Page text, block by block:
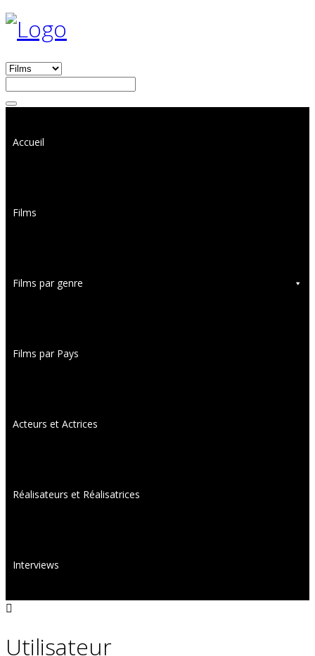
Accueil
Films
Films par genre
Films par Pays
Acteurs et Actrices
Réalisateurs et Réalisatrices
Interviews
Utilisateur